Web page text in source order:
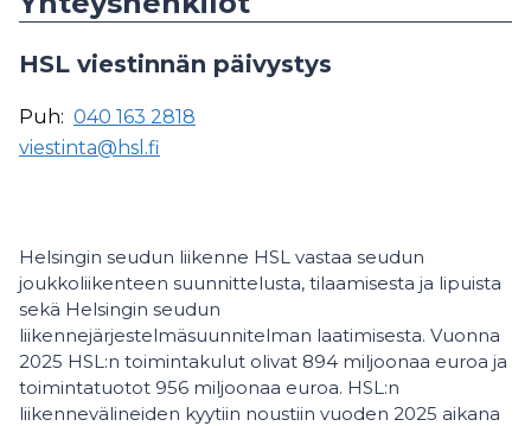
HSL viestinnän päivystys
Puh: 040 163 2818
viestinta@hsl.fi
Helsingin seudun liikenne HSL vastaa seudun
joukkoliikenteen suunnittelusta, tilaamisesta ja lipuista
sekä Helsingin seudun
liikennejärjestelmäsuunnitelman laatimisesta. Vuonna
2025 HSL:n toimintakulut olivat 894 miljoonaa euroa ja
toimintatuotot 956 miljoonaa euroa. HSL:n
liikennevälineiden kyytiin noustiin vuoden 2025 aikana